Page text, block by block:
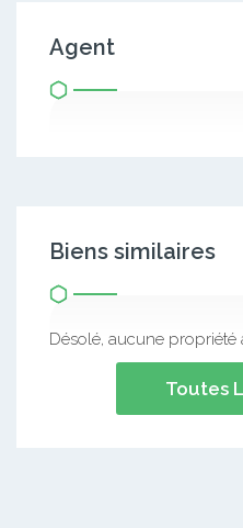
Agent
Biens similaires
Désolé, aucune propriété
Toutes